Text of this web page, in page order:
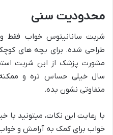
محدودیت سنی
سال خیلی حساس تره و
متفاوتی نشون بده.
با رعایت این نکات، میتونید
خواب برای کمک به آرامش و خواب